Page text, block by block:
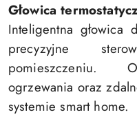
Głowica
Inteligentna głowica
precyzyjne
pomieszczeniu.
ogrzewania oraz
systemie smart home.